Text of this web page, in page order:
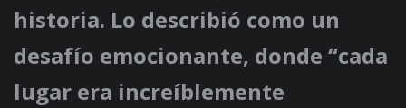
historia. Lo describió como un
desafío emocionante, donde “cada
lugar era increíblemente